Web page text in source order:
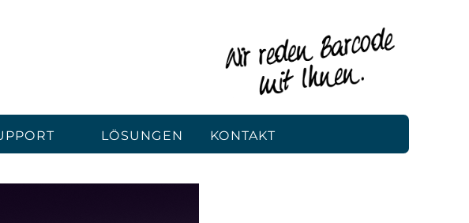
LÖSUNGEN KONTAKT